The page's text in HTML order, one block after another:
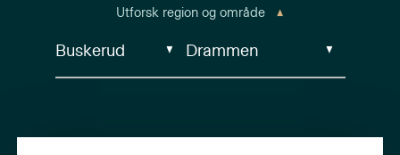
Utforsk region og område